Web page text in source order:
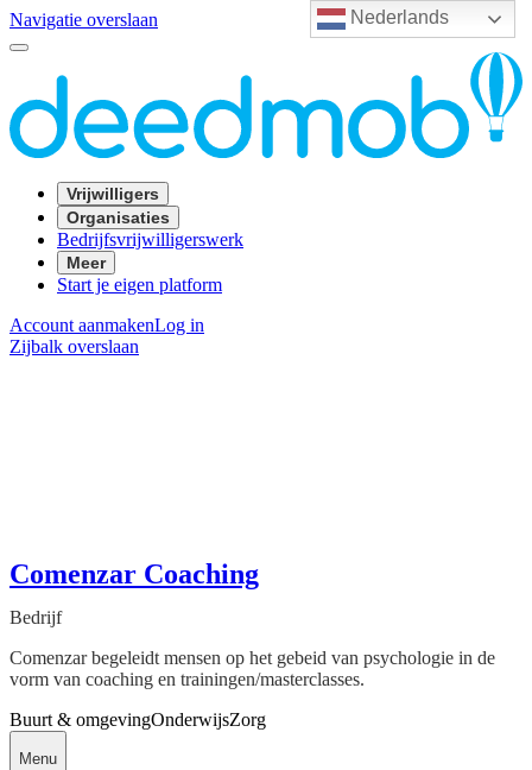
Nederlands
Navigatie overslaan
Vrijwilligers
Organisaties
Bedrijfsvrijwilligerswerk
Meer
Start je eigen platform
Account aanmakenLog in
Zijbalk overslaan
Comenzar Coaching
Bedrijf
Comenzar begeleidt mensen op het gebeid van psychologie in de
vorm van coaching en trainingen/masterclasses.
Buurt & omgevingOnderwijsZorg
Menu